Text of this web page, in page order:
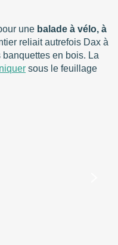
une balade à vélo, à
reliait autrefois Dax à
en bois. La
sous le feuillage